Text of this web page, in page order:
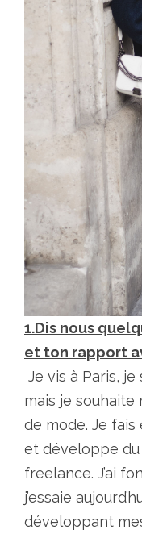
1.Dis nous
et ton rapport
Je vis à Paris,
mais je souhaite
de mode. Je
et développe
freelance. J’ai
j’essaie
développant